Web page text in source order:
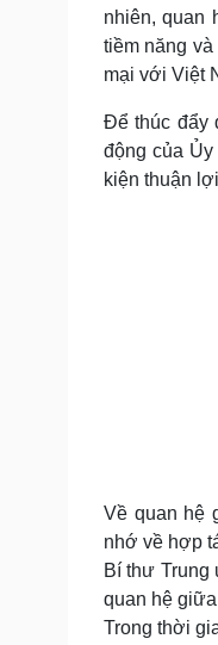
nhiên, quan
tiềm năng
mại với Việt
Để thúc đẩy
động của
kiện thuận
Về quan hệ
nhớ về hợp
Bí thư
quan hệ
Trong thời